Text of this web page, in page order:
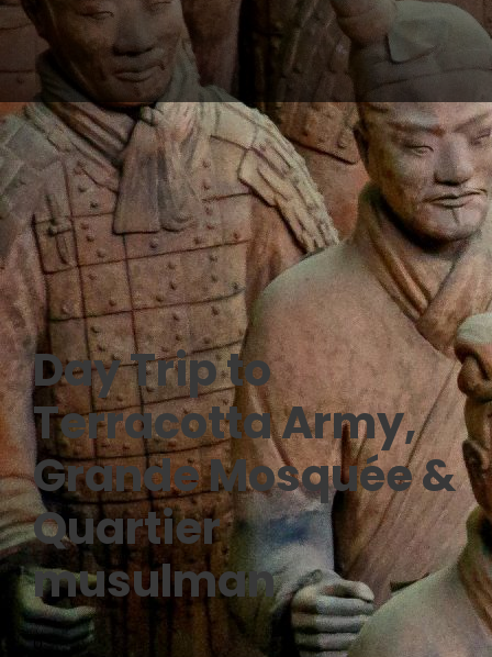
Day Trip to
Terracotta Army,
Grande Mosquée &
Quartier
musulman